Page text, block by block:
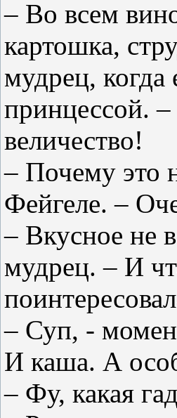
– Во всем
картошка,
мудрец, когда
принцессой.
величество!
– Почему это
Фейгеле. –
– Вкусное не
мудрец. – И
– Суп, -
И каша. А
– Фу, какая